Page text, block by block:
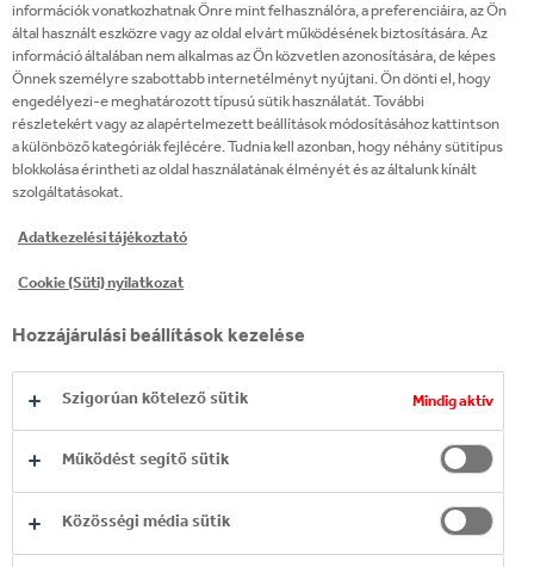
felépítettünk egy hidratációs
üzletágat, három országba is
exportálunk, számos fejlesztést
eszközöltünk, amelyek amellett,
hogy hatással voltak a vállalatunk
sikereire a helyi közösség számára is
mindennapi megélhetést nyújtanak.
KOLCSÁR ZOLTÁN
információk vonatkozhatnak Önre mint felhasználóra, a preferenciáira, az Ön
által használt eszközre vagy az oldal elvárt működésének biztosítására. Az
információ általában nem alkalmas az Ön közvetlen azonosítására, de képes
Önnek személyre szabottabb internetélményt nyújtani. Ön dönti el, hogy
engedélyezi-e meghatározott típusú sütik használatát. További
részletekért vagy az alapértelmezett beállítások módosításához kattintson
a különböző kategóriák fejlécére. Tudnia kell azonban, hogy néhány sütitípus
blokkolása érintheti az oldal használatának élményét és az általunk kínált
szolgáltatásokat.
Adatkezelési tájékoztató
Cookie (Süti) nyilatkozat
Hozzájárulási beállítások kezelése
Szigorúan kötelező sütik Mindig aktív
Működést segítő sütik
Közösségi média sütik